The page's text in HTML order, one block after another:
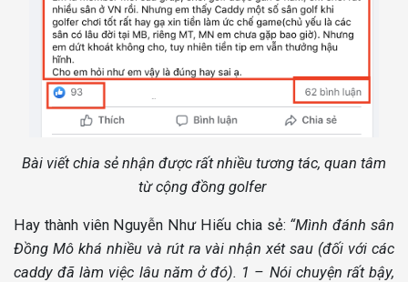
Bài viết chia sẻ nhận được rất nhiều tương tác, quan tâm
từ cộng đồng golfer
Hay thành viên Nguyễn Như Hiếu chia sẻ: “Mình đánh sân
Đồng Mô khá nhiều và rút ra vài nhận xét sau (đối với các
caddy đã làm việc lâu năm ở đó). 1 – Nói chuyện rất bậy,